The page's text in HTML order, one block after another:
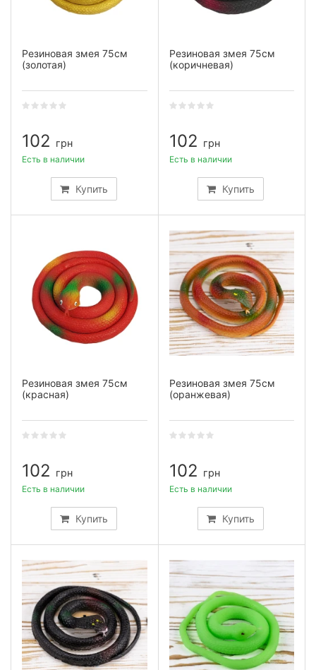
Резиновая змея 75см
(золотая)
102 грн
Купить
Есть в наличии
Резиновая змея 75см
(коричневая)
102 грн
Купить
Есть в наличии
Резиновая змея 75см
(красная)
102 грн
Купить
Есть в наличии
Резиновая змея 75см
(оранжевая)
102 грн
Купить
Есть в наличии